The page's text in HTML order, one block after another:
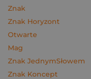
Znak
Znak Horyzont
Otwarte
Mag
Znak JednymSłowem
Znak Koncept